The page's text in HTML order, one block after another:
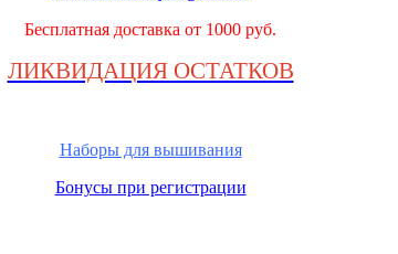
Бесплатная доставка от 1000 руб.
ЛИКВИДАЦИЯ ОСТАТКОВ
Наборы для вышивания
Бонусы при регистрации